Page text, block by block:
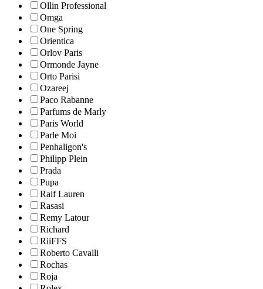
Ollin Professional
Omga
One Spring
Orientica
Orlov Paris
Ormonde Jayne
Orto Parisi
Ozareej
Paco Rabanne
Parfums de Marly
Paris World
Parle Moi
Penhaligon's
Philipp Plein
Prada
Pupa
Ralf Lauren
Rasasi
Remy Latour
Richard
RiiFFS
Roberto Cavalli
Rochas
Roja